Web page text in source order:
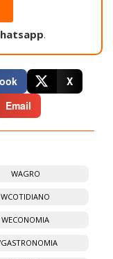
.
X
Email
WAGRO
WCOTIDIANO
WECONOMIA